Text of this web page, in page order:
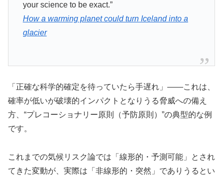
your science to be exact.”
How a warming planet could turn Iceland into a
glacier
「正確な科学的確定を待っていたら手遅れ」――これは、
確率が低いが破壊的インパクトとなりうる脅威への備え
方、“プレコーショナリー原則（予防原則）”の典型的な例
です。
これまでの気候リスク論では「線形的・予測可能」とされ
てきた変動が、実際は「非線形的・突然」でありうるとい